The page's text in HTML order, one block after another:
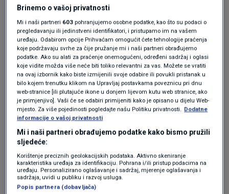
je Marina Ramljak zaHRT
Korina Olivia Rogač ipak ne pridaje preveliku
važnost redoslijedu nastupanja.
'Ne razmišljam o tom redoslijedu nastupanja
kao nečemu što utječe na rezultate, vidjet
ćemo', dodala je.
Lelekice otkrile kojim bi plasmanom
na Trgu..."
SHOWBIZ|15. svi.
Objavljen redoslijed nastupa u finalu
Eurosonga, evo kad nastupaju
Brinemo o vašoj privatnosti
Mi i naši partneri 603 pohranjujemo osobne podatke, kao što su podaci o
pregledavanju ili jedinstveni identifikatori, i pristupamo im na vašem
uređaju. Odabirom opcije Prihvaćam omogućit ćete tehnologije praćenja
koje podržavaju svrhe za čije pružanje mi i naši partneri obrađujemo
podatke. Ako su alati za praćenje onemogućeni, određeni sadržaj i oglasi
koje vidite možda više neće biti toliko relevantni za vas. Možete se vratiti
na ovaj izbornik kako biste izmijenili svoje odabire ili povukli pristanak u
bilo kojem trenutku klikom na Upravljaj postavkama poveznicu pri dnu
web-stranice [ili plutajuće ikone u donjem lijevom kutu web stranice, ako
je primjenjivo]. Vaši će se odabiri primijeniti kako je opisano u dijelu Web-
mjesto. Za više pojedinosti pogledajte našu Politiku privatnosti. Dodatne
informacije o vašoj privatnosti
Mi i naši partneri obrađujemo podatke kako bismo pružili
sljedeće:
Korištenje preciznih geolokacijskih podataka. Aktivno skeniranje
karakteristika uređaja za identifikaciju. Pohrana i/ili pristup podacima na
uređaju. Personalizirano oglašavanje i sadržaj, mjerenje oglašavanja i
sadržaja, uvidi u publiku i razvoj usluga.
Popis partnera (dobavljača)